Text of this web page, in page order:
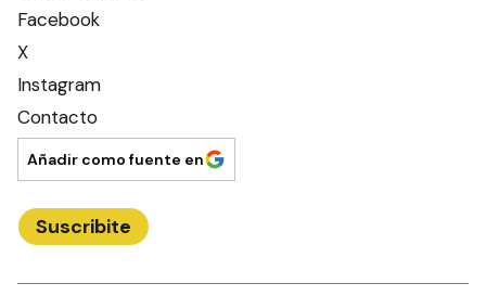
Facebook
X
Instagram
Contacto
Añadir como fuente en
Suscribite